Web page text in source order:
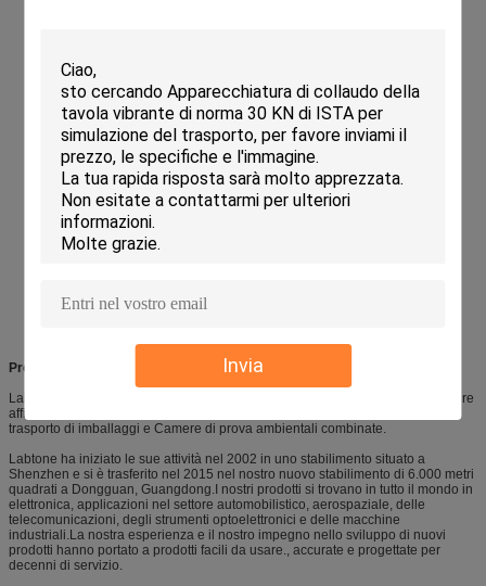
Invia
Profilo aziendale:
Labtone Test Equipment Co., Ltd è un +15 anni Cina produzione di attrezzature
affidabili, convenienti.Sistemi di prova di urto, Drop Tester, Simulatori di
trasporto di imballaggi e Camere di prova ambientali combinate.
Labtone ha iniziato le sue attività nel 2002 in uno stabilimento situato a
Shenzhen e si è trasferito nel 2015 nel nostro nuovo stabilimento di 6.000 metri
quadrati a Dongguan, Guangdong.I nostri prodotti si trovano in tutto il mondo in
elettronica, applicazioni nel settore automobilistico, aerospaziale, delle
telecomunicazioni, degli strumenti optoelettronici e delle macchine
industriali.La nostra esperienza e il nostro impegno nello sviluppo di nuovi
prodotti hanno portato a prodotti facili da usare., accurate e progettate per
decenni di servizio.